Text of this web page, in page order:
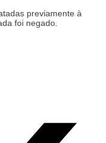
previamente à
foi negado.